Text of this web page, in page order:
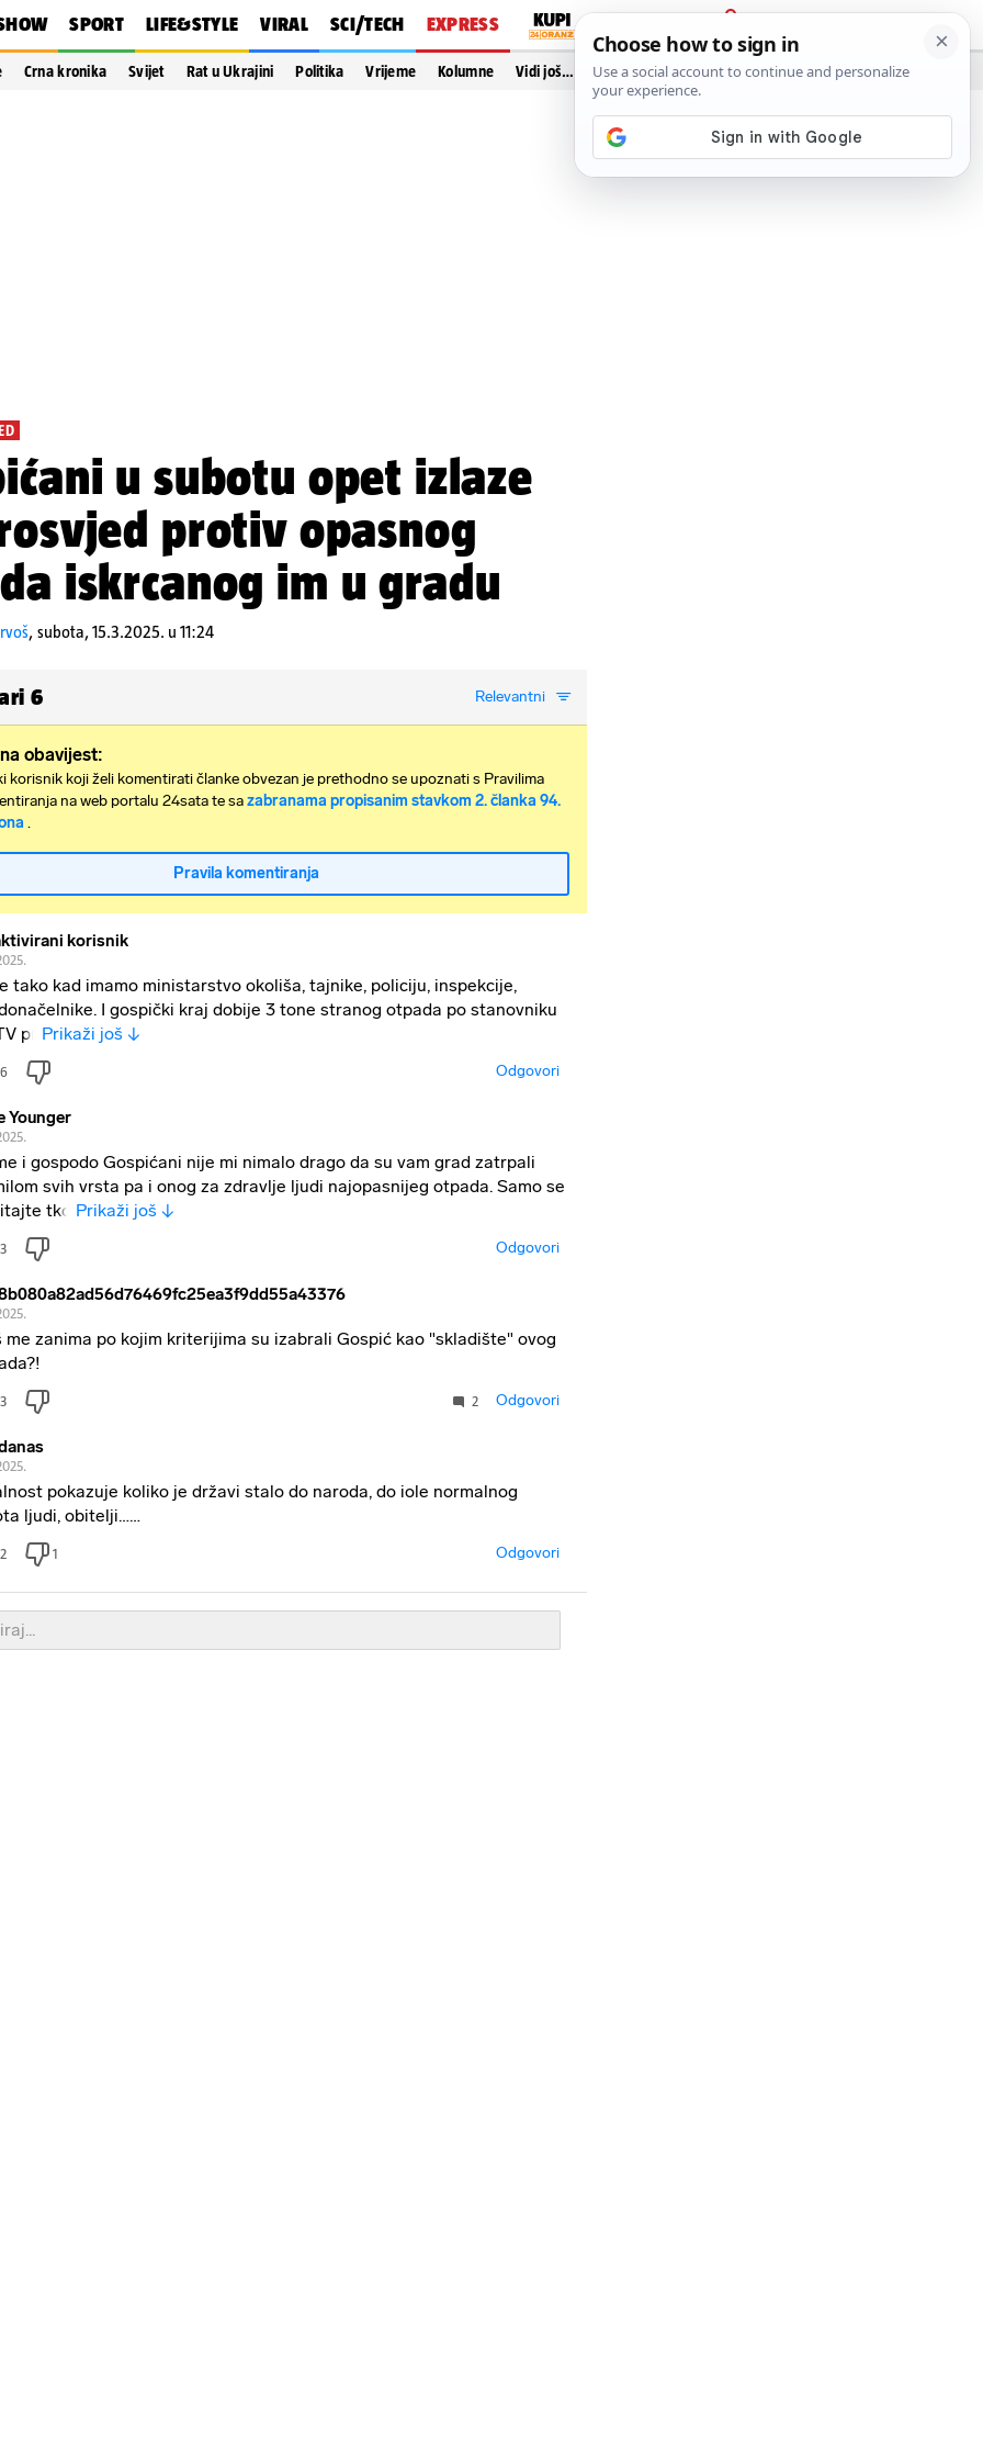
SPORT LIFE&STYLE VIRAL SCI/TECH EXPRESS
PRIJAVA
Crna kronika Svijet Rat u Ukrajini Politika Vrijeme Kolumne Vidi još…
u subotu opet izlaze
protiv opasnog
iskrcanog im u gradu
, subota, 15.3.2025. u 11:24
6 Relevantni
obavijest:
korisnik koji želi komentirati članke obvezan je prethodno se upoznati s Pravilima
na web portalu 24sata te sazabranama propisanim stavkom 2. članka 94.
.
Pravila komentiranja
korisnik
tako kad imamo ministarstvo okoliša, tajnike, policiju, inspekcije,
I gospički kraj dobije 3 tone stranog otpada po stanovniku
pr Prikaži još ↓
6 Odgovori
Younger
i gospodo Gospićani nije mi nimalo drago da su vam grad zatrpali
svih vrsta pa i onog za zdravlje ljudi najopasnijeg otpada. Samo se
tko Prikaži još ↓
3 Odgovori
me zanima po kojim kriterijima su izabrali Gospić kao "skladište" ovog
3 2 Odgovori
pokazuje koliko je državi stalo do naroda, do iole normalnog
ljudi, obitelji……
2 1 Odgovori